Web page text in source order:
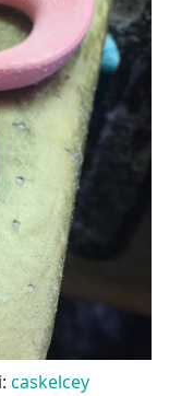
caskelcey